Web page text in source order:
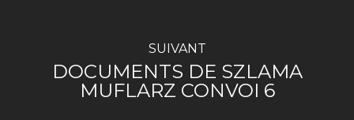
SUIVANT
DOCUMENTS DE SZLAMA
MUFLARZ CONVOI 6